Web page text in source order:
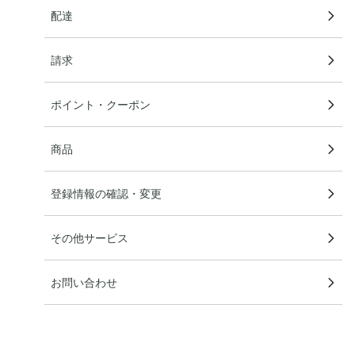
配達
請求
ポイント・クーポン
商品
登録情報の確認・変更
その他サービス
お問い合わせ